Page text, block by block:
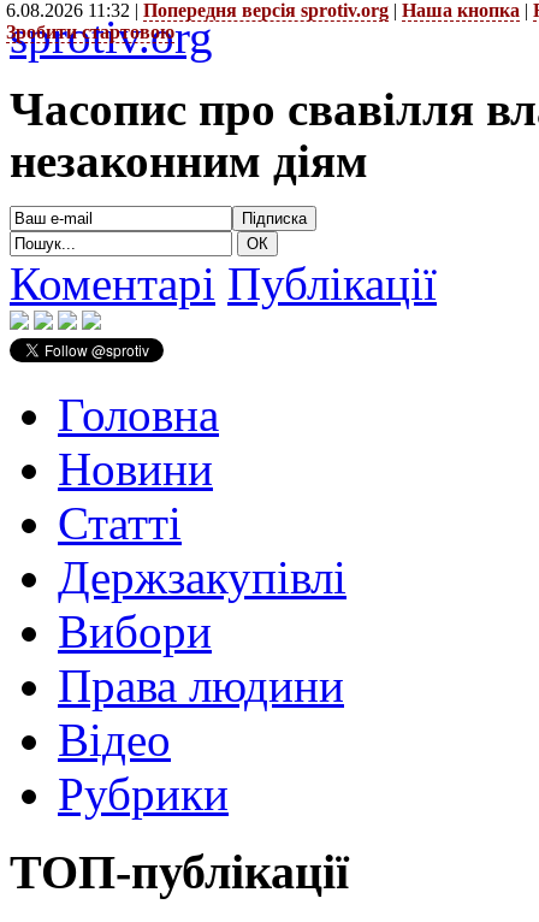
6.08.2026 11:32 | Попередня версія sprotiv.org | Наша кнопка |
Зробити стартовою
sprotiv.org
Часопис про свавілля
незаконним діям
Коментарі Публікації
Головна
Новини
Статті
Держзакупівлі
Вибори
Права людини
Відео
Рубрики
ТОП-публікації